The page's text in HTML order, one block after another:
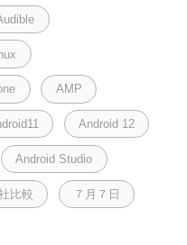
AMP
Android 12
Android Studio
比較 ７月７日